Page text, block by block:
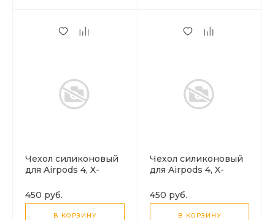
Чехол силиконовый
для Airpods 4, X-
карабином
450 руб.
В КОРЗИНУ
Чехол силиконовый
для Airpods 4, X-
карабином
450 руб.
В КОРЗИНУ